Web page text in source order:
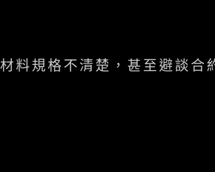
料規格不清楚，甚至避談